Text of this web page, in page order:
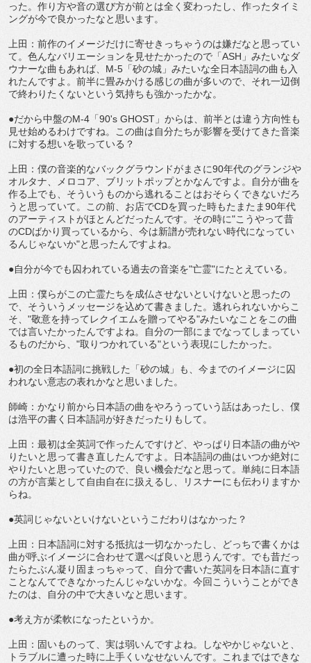
った。作り方や音の選び方が前とは全く変わったし、作ったタイミ
ングが今で良かったなと思います。
上田：前作のイメージだけに寄せきっちゃうのは嫌だなと思ってい
て。色んなバリエーションを見せたかったので「ASH」みたいなダ
ウナーな曲もあれば、M-5「砂の城」みたいな全日本語詞の曲も入
れたんですよ。前半に畳みかける感じの曲が多いので、それ一辺倒
で終わりたくないという気持ちも強かったかな。
●だから中盤のM-4「90's GHOST」からは、前半とは違う方向性も
見せ始めるわけですね。この曲は自分たちが影響を受けてきた音楽
に対する想いを歌っている？
上田：僕の音楽的なバックグラウンドがまさに90年代のグランジや
オルタナ、メロコア、ブリットポップとかなんですよ。自分が曲を
作る上でも、そういうものから逃れることはおそらくできないだろ
うと思っていて。この前、お店でCDを買った時もたまたま90年代
のアーティストがほとんどだったんです。その時に"こうやって昔
のCDばかり買っているから、今は新譜が売れない時代になってい
るんじゃないか"と思ったんですよね。
●自分が今でも囚われている過去の音楽を"亡霊"にたとえている。
上田：僕らがこの亡霊たちを成仏させないといけないと思ったの
で、そういうメッセージを込めて書きました。逃れられないからこ
そ、"敬意を持ってレクイエムを贈ってやる"みたいなことをこの曲
では言いたかったんですよね。自分の一部にまでなってしまってい
るものだから、"取りつかれている"という表現にしたかった。
●初の全日本語詞に挑戦した「砂の城」も、今までのイメージに囚
われない意志の表れかなと思いました。
師崎：かなり前から日本語の曲をやろうっていう話はあったし、僕
は浩平の書く日本語詞が好きだったりもして。
上田：最初は全英詞で作ったんですけど、やっぱり日本語の曲がや
りたいと思って書き直したんですよ。日本語詞の曲はいつか絶対に
やりたいと思っていたので、良い機会だなと思って。単純に日本語
の方が言葉として自由自在に扱えるし、リスナーにも伝わりますか
らね。
●英詞じゃないといけないというこだわりはなかった？
上田：日本語詞に対する抵抗は一切なかったし、どっちで書くかは
曲が呼ぶイメージに合わせて選べば良いと思うんです。でも昔だっ
たらたぶん凝り固まっちゃって、自分で書いた英詞を日本語に直す
ことなんてできなかったんじゃないかな。今回こういうことができ
たのは、自分の中で大きいなと思います。
●考え方が柔軟になったというか。
上田：固いものって、実は弱いんですよね。しなやかじゃないと、
トラブルに遭った時に上手くいなせないんです。これまではできな